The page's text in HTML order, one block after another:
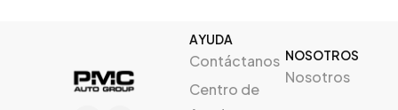
AYUDA
Contáctanos
Centro de
NOSOTROS
Nosotros